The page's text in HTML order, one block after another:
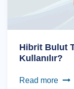
Hibrit Bulut
Kullanılır?
Read more